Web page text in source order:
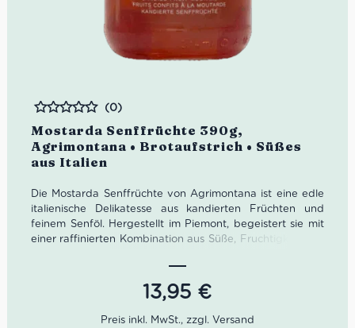
Mostarda Senffrüchte 390g,
Agrimontana • Brotaufstrich • Süßes
aus Italien
Bewertet
(0)
Die Mostarda Senffrüchte von Agrimontana ist eine edle
italienische Delikatesse aus kandierten Früchten und
feinem Senföl. Hergestellt im Piemont, begeistert sie mit
einer raffinierten Kombination aus Süße, Fruchtigkeit und
Wildgerichten – ganz ohne künstliche Zusatzstoffe. Ein
Highlight für Feinschmecker und Liebhaber authentischer
13,95 €